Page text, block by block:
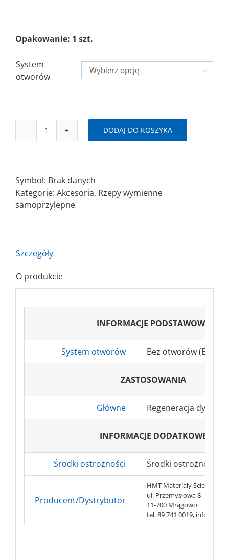
Opakowanie: 1 szt.
System
otworów

ilość
Ø125mm
8H/8H+1/BO
DODAJ DO KOSZYKA
Symbol: Brak danych
Kategorie: Akcesoria, Rzepy wymienne
samoprzylepne
Szczegóły
O produkcie
INFORMACJE PODSTAWOWE
System otworów Bez otworów (BO),
ZASTOSOWANIA
Główne Regeneracja dysku
INFORMACJE DODATKOWE
Środki ostrożności Środki ostrożności
Producent/Dystrybutor
HMT Materiały Ścierne s.c.
ul. Przemysłowa 8
11-700 Mrągowo
tel. 89 741 0019,